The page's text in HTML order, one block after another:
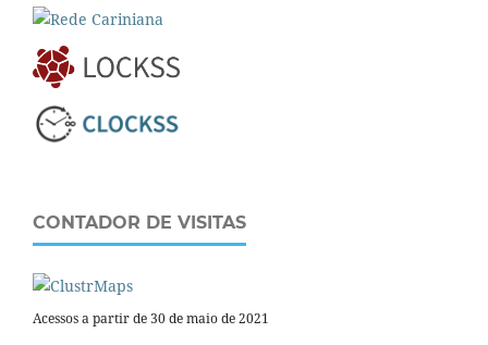
CONTADOR DE VISITAS
Acessos a partir de 30 de maio de 2021